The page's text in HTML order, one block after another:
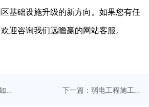
基础设施升级的新方向。如果您有任
迎咨询我们远瞻赢的网站客服。
下一篇：弱电工程施工方